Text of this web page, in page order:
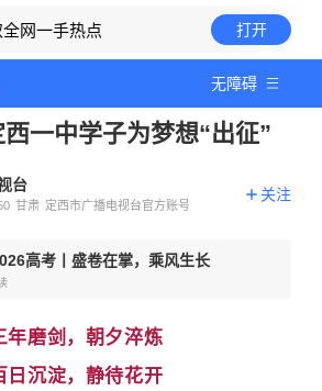
全网一手热点 打开
无障碍
一中学子为梦想“出征”
台
甘肃 定西市广播电视台官方账号
关注
高考丨盛卷在掌，乘风生长
年磨剑，朝夕淬炼
日沉淀，静待花开